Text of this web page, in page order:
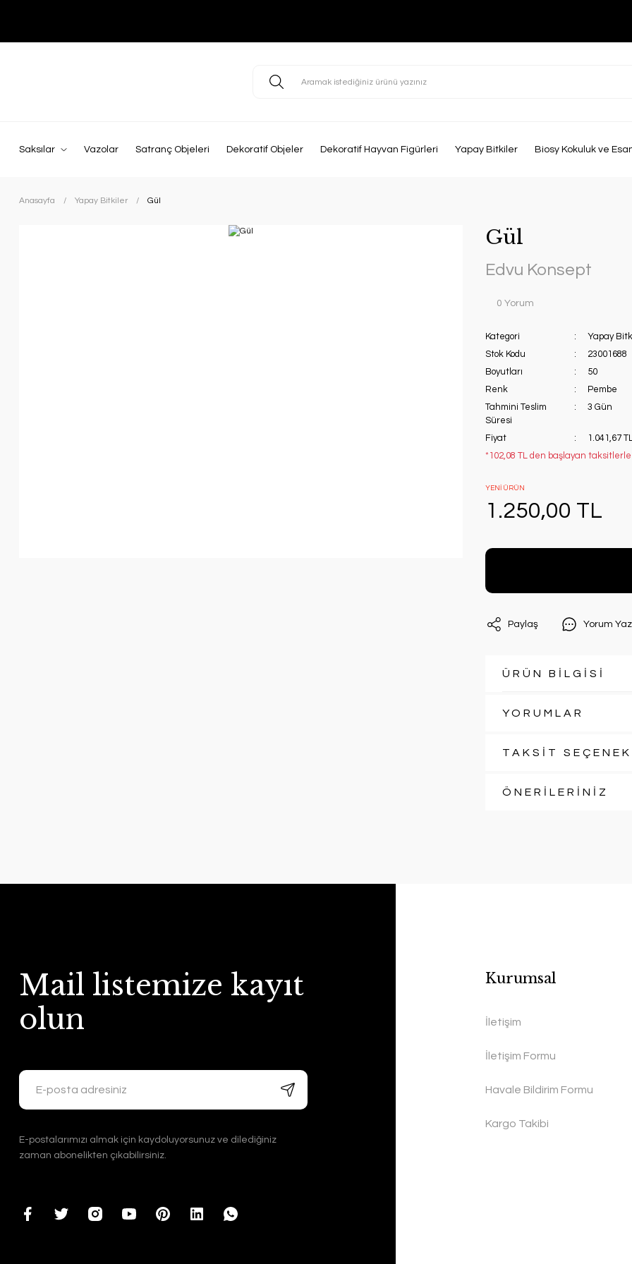
Saksılar Vazolar Satranç Objeleri Dekoratif Objeler Dekoratif Hayvan Figürleri Yapay Bitkiler Biosy Kokuluk ve
Anasayfa Yapay Bitkiler Gül
Gül
Edvu Konsept
0 Yorum
Kategori
Yapay
Stok Kodu
23001688
Boyutları
50
Renk
Pembe
Tahmini Teslim
Süresi
3 Gün
Fiyat
1.041,67
*102,08 TL den başlayan
YENİ ÜRÜN
1.250,00 TL
Paylaş Yorum Yaz
ÜRÜN BİLGİSİ
YORUMLAR
TAKSİT
ÖNERİLERİNİZ
Mail listemize kayıt
olun
E-postalarımızı almak için kaydoluyorsunuz ve dilediğiniz
zaman abonelikten çıkabilirsiniz.
Kurumsal
İletişim
İletişim Formu
Havale Bildirim Formu
Kargo Takibi